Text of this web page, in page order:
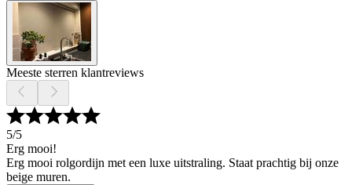
Meeste sterren klantreviews
5/5
Erg mooi!
Erg mooi rolgordijn met een luxe uitstraling. Staat prachtig bij onze
beige muren.